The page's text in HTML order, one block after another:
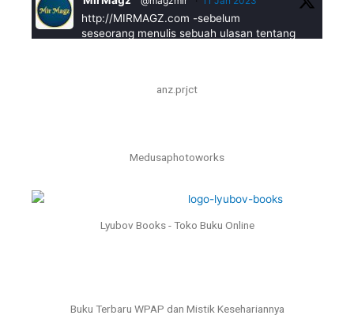
http://MIRMAGZ.com -sebelum
seseorang menulis sebuah ulasan tentang
https://mirmagz.com/2023/01/11/cara-
Twitter
Load More
anz.prjct
Medusaphotoworks
Lyubov Books - Toko Buku Online
Buku Terbaru WPAP dan Mistik Kesehariannya